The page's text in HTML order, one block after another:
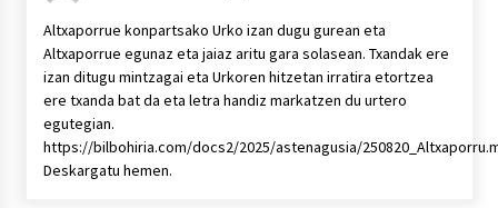
Auzoportala : 1×04 Auzofoniak
2026/07/15
Gaur abitua da Bilbao bbk live jaialdia
Altxaporrue konpartsako Urko izan dugu gurean eta
Altxaporrue egunaz eta jaiaz aritu gara solasean. Txandak ere
izan ditugu mintzagai eta Urkoren hitzetan irratira etortzea
ere txanda bat da eta letra handiz markatzen du urtero
egutegian.
https://bilbohiria.com/docs2/2025/astenagusia/
Deskargatu hemen.